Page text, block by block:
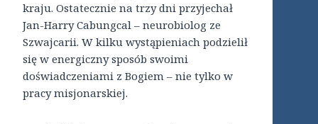
kraju. Ostatecznie na trzy dni przyjechał
Jan-Harry Cabungcal – neurobiolog ze
Szwajcarii. W kilku wystąpieniach podzielił
się w energiczny sposób swoimi
doświadczeniami z Bogiem – nie tylko w
pracy misjonarskiej.